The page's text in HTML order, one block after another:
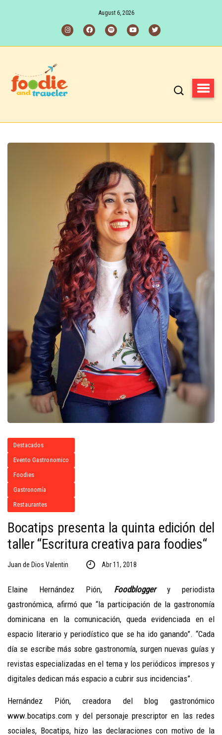
August 6, 2026
Destacados
Evento Gastronomico
Foodies
Gastronomía
Restaurantes
Bocatips presenta la quinta edición del
taller “Escritura creativa para foodies“
Juan de Dios Valentin Abr 11, 2018
Elaine Hernández Pión, Foodbloggery periodista
gastronómica, afirmó que “la participación de la gastronomía
dominicana en la comunicación, queda evidenciada en el
espacio literario y periodístico que se ha ido ganando”. “Cada
día se escribe más sobre gastronomía, surgen nuevas guías y
revistas especializadas en el tema y los periódicos impresos y
digitales dedican más espacio a cubrir sus incidencias”.
Hernández Pión, creadora del blog gastronómico
www.bocatips.com y del personaje prescriptor en las redes
sociales, Bocatips, hizo las declaraciones con motivo de la